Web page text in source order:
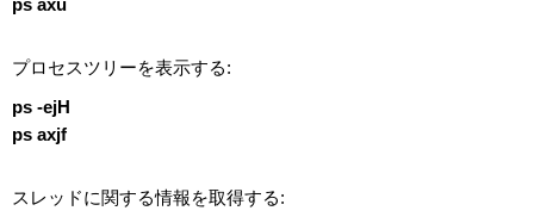
ps axu
プロセスツリーを表示する:
ps -ejH
ps axjf
スレッドに関する情報を取得する: